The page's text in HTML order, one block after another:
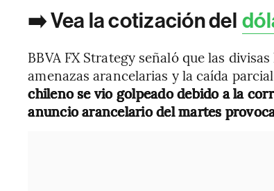
➡️ Vea la cotización del
BBVA FX Strategy señaló que las
amenazas arancelarias y la caída
chileno se vio golpeado debido a la
anuncio arancelario del martes